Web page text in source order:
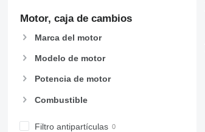
Motor, caja de cambios
Marca del motor
Modelo de motor
Potencia de motor
Combustible
Filtro antipartículas